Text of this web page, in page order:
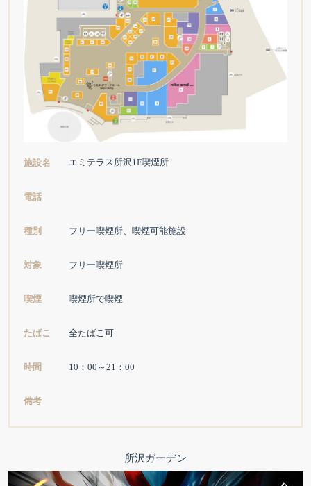
施設名 エミテラス所沢1F喫煙所
電話
種別 フリー喫煙所、喫煙可能施設
対象 フリー喫煙所
喫煙 喫煙所で喫煙
たばこ 全たばこ可
時間 10：00～21：00
備考
所沢ガーデン